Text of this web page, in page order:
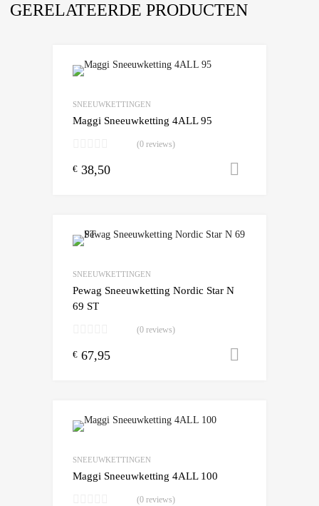
GERELATEERDE PRODUCTEN
SNEEUWKETTINGEN
Maggi Sneeuwketting 4ALL 95
(0 reviews)
€ 38,50
SNEEUWKETTINGEN
Pewag Sneeuwketting Nordic Star N
69 ST
(0 reviews)
€ 67,95
SNEEUWKETTINGEN
Maggi Sneeuwketting 4ALL 100
(0 reviews)